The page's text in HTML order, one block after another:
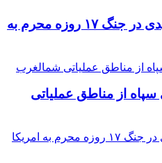
سردار رضایی: ضربات شدیدی در جنگ ۱۷ روزه محرم به
سپاه از مناطق عملیاتی